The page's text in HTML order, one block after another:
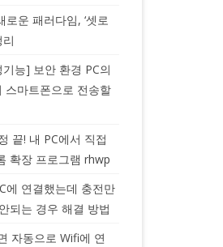
운 패러다임, ‘셋로
능] 보안 환경 PC의
스마트폰으로 전송할
끝! 내 PC에서 직접
확장 프로그램 rhwp
에 연결했는데 충전만
되는 경우 해결 방법
자동으로 Wifi에 연